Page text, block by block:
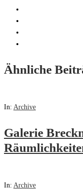
Ähnliche
In: Archive
Galerie
In: Archive